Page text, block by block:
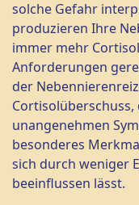
solche Gefahr
produzieren Ihre
immer mehr
Anforderungen
der
unangenehmen
besonderes
sich durch weniger
beeinflussen lässt.